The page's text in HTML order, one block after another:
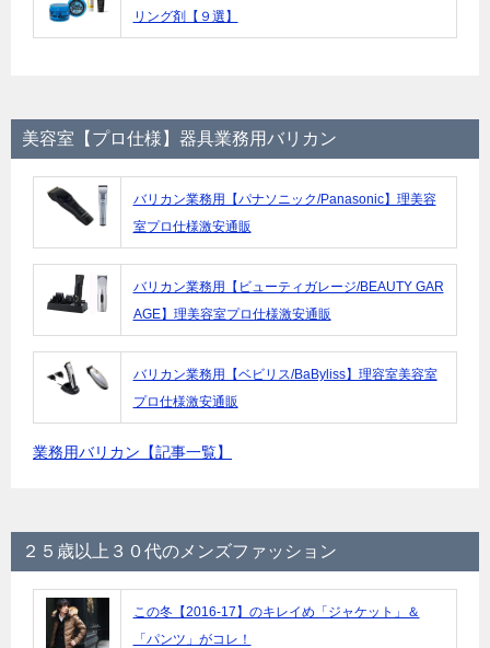
リング剤【９選】
美容室【プロ仕様】器具業務用バリカン
バリカン業務用【パナソニック/Panasonic】理美容
室プロ仕様激安通販
バリカン業務用【ビューティガレージ/BEAUTY GAR
AGE】理美容室プロ仕様激安通販
バリカン業務用【ベビリス/BaByliss】理容室美容室
プロ仕様激安通販
業務用バリカン【記事一覧】
２５歳以上３０代のメンズファッション
この冬【2016-17】のキレイめ「ジャケット」＆
「パンツ」がコレ！